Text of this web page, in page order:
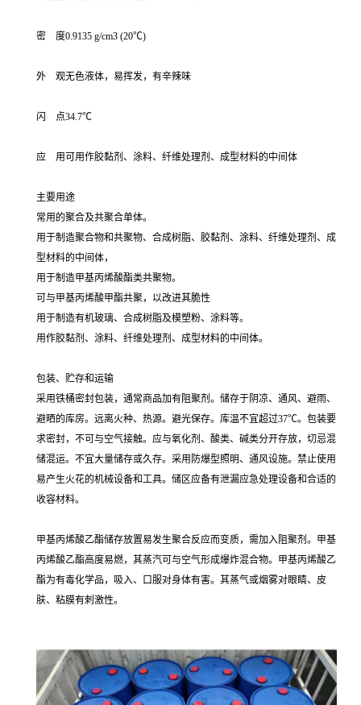
密 度0.9135 g/cm3 (20℃)
外 观无色液体，易挥发，有辛辣味
闪 点34.7℃
应 用可用作胶黏剂、涂料、纤维处理剂、成型材料的中间体
主要用途
常用的聚合及共聚合单体。
用于制造聚合物和共聚物、合成树脂、胶黏剂、涂料、纤维处理剂、成
型材料的中间体，
用于制造甲基丙烯酸酯类共聚物。
可与甲基丙烯酸甲酯共聚，以改进其脆性
用于制造有机玻璃、合成树脂及模塑粉、涂料等。
用作胶黏剂、涂料、纤维处理剂、成型材料的中间体。
包装、贮存和运输
采用铁桶密封包装，通常商品加有阻聚剂。储存于阴凉、通风、避雨、
避晒的库房。远离火种、热源。避光保存。库温不宜超过37℃。包装要
求密封，不可与空气接触。应与氧化剂、酸类、碱类分开存放，切忌混
储混运。不宜大量储存或久存。采用防爆型照明、通风设施。禁止使用
易产生火花的机械设备和工具。储区应备有泄漏应急处理设备和合适的
收容材料。
甲基丙烯酸乙酯储存放置易发生聚合反应而变质，需加入阻聚剂。甲基
丙烯酸乙酯高度易燃，其蒸汽可与空气形成爆炸混合物。甲基丙烯酸乙
酯为有毒化学品，吸入、口服对身体有害。其蒸气或烟雾对眼睛、皮
肤、粘膜有刺激性。